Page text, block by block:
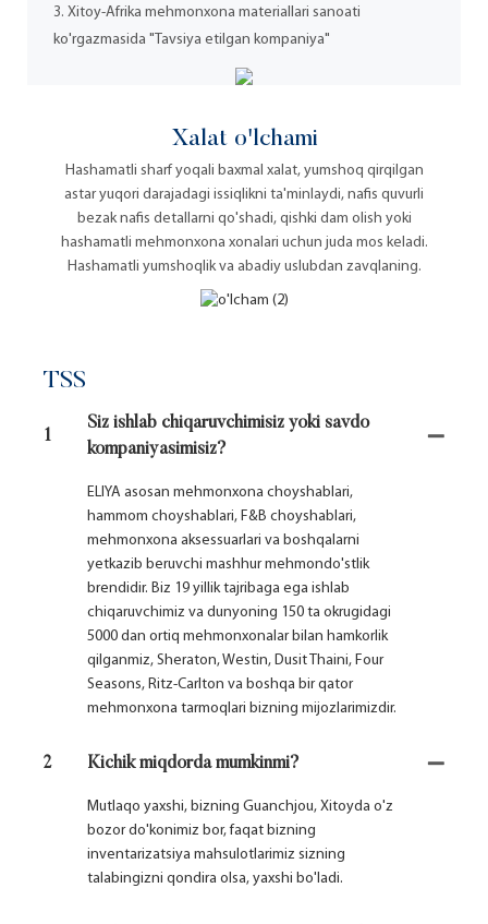
3. Xitoy-Afrika mehmonxona materiallari sanoati
ko'rgazmasida "Tavsiya etilgan kompaniya"
Xalat o'lchami
Hashamatli sharf yoqali baxmal xalat, yumshoq qirqilgan
astar yuqori darajadagi issiqlikni ta'minlaydi, nafis quvurli
bezak nafis detallarni qo'shadi, qishki dam olish yoki
hashamatli mehmonxona xonalari uchun juda mos keladi.
Hashamatli yumshoqlik va abadiy uslubdan zavqlaning.
TSS
1
Siz ishlab chiqaruvchimisiz yoki savdo
kompaniyasimisiz?
ELIYA asosan mehmonxona choyshablari,
hammom choyshablari, F&B choyshablari,
mehmonxona aksessuarlari va boshqalarni
yetkazib beruvchi mashhur mehmondo'stlik
brendidir. Biz 19 yillik tajribaga ega ishlab
chiqaruvchimiz va dunyoning 150 ta okrugidagi
5000 dan ortiq mehmonxonalar bilan hamkorlik
qilganmiz, Sheraton, Westin, Dusit Thaini, Four
Seasons, Ritz-Carlton va boshqa bir qator
mehmonxona tarmoqlari bizning mijozlarimizdir.
2 Kichik miqdorda mumkinmi?
Mutlaqo yaxshi, bizning Guanchjou, Xitoyda o'z
bozor do'konimiz bor, faqat bizning
inventarizatsiya mahsulotlarimiz sizning
talabingizni qondira olsa, yaxshi bo'ladi.